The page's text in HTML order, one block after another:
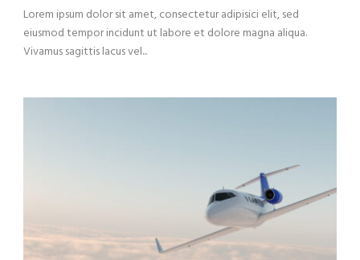
Lorem ipsum dolor sit amet, consectetur adipisici elit, sed
eiusmod tempor incidunt ut labore et dolore magna aliqua.
Vivamus sagittis lacus vel...